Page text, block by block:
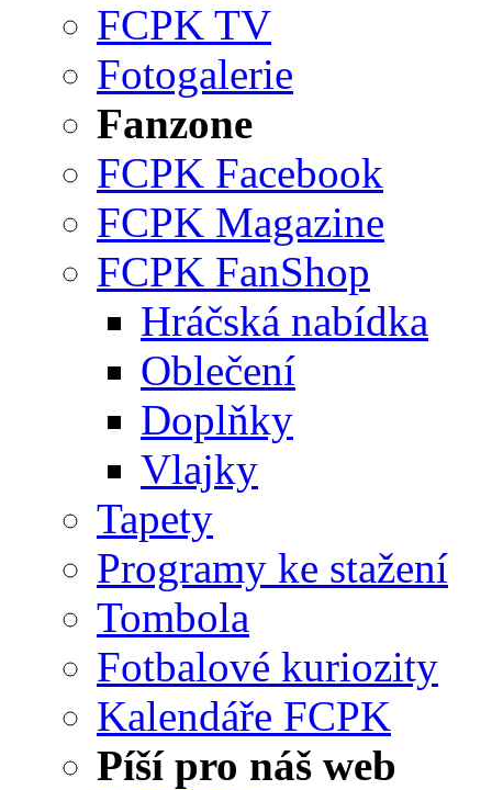
FCPK TV
Fotogalerie
Fanzone
FCPK Facebook
FCPK Magazine
FCPK FanShop
Hráčská nabídka
Oblečení
Doplňky
Vlajky
Tapety
Programy ke stažení
Tombola
Fotbalové kuriozity
Kalendáře FCPK
Píší pro náš web